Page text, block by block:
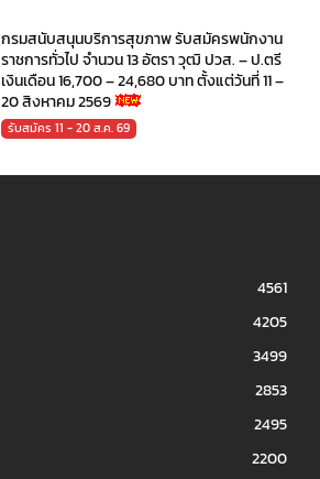
กรมสนับสนุนบริการสุขภาพ รับสมัครพนักงาน
ราชการทั่วไป จำนวน 13 อัตรา วุฒิ ปวส. – ป.ตรี
เงินเดือน 16,700 – 24,680 บาท ตั้งแต่วันที่ 11 –
20 สิงหาคม 2569
รับสมัคร 11 - 20 ส.ค. 69
4561
4205
3499
2853
2495
2200